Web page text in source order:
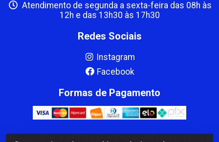
Atendimento de segunda a sexta-feira das 08h às
12h e das 13h30 às 17h30
Redes Sociais
Instagram
Facebook
Formas de Pagamento